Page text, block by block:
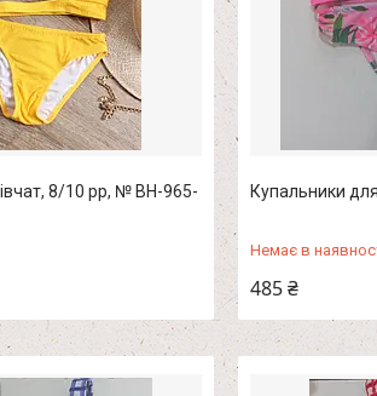
8/10 рр, № ВН-965-
Купальники
Немає в
485 ₴